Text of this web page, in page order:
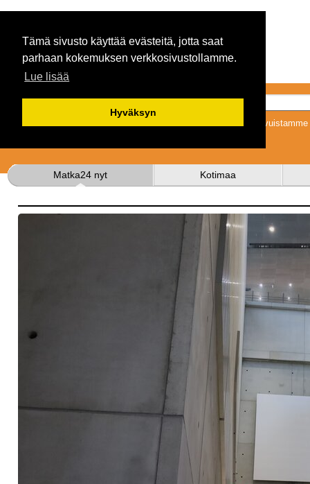
Tämä sivusto käyttää evästeitä, jotta saat
parhaan kokemuksen verkkosivustollamme.
Lue lisää
Hyväksyn
Tykkäämällä
Matka24 nyt Kotimaa